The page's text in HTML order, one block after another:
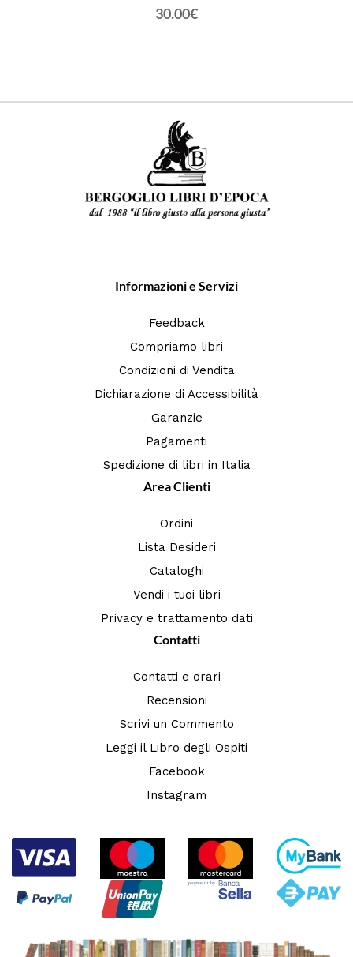
30.00€
Informazioni e Servizi
Feedback
Compriamo libri
Condizioni di Vendita
Dichiarazione di Accessibilità
Garanzie
Pagamenti
Spedizione di libri in Italia
Area Clienti
Ordini
Lista Desideri
Cataloghi
Vendi i tuoi libri
Privacy e trattamento dati
Contatti
Contatti e orari
Recensioni
Scrivi un Commento
Leggi il Libro degli Ospiti
Facebook
Instagram